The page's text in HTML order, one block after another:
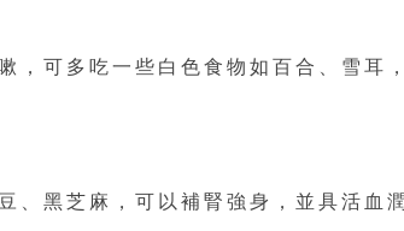
，可多吃一些白色食物如百合、雪耳
、黑芝麻，可以補腎強身，並具活血